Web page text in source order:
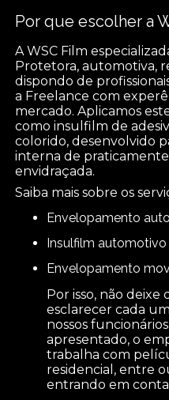
Por que escolher a
A WSC Film
Protetora, automotiva,
dispondo de
a Freelance com
mercado. Aplicamos
como insulfilm de
colorido, desenvolvido
interna de
envidraçada.
Saiba mais sobre os
envelopamento
insulfilm automotivo
envelopamento
Por isso, não deixe
esclarecer cada
nossos
apresentado, o
trabalha com
residencial, entre
entrando em